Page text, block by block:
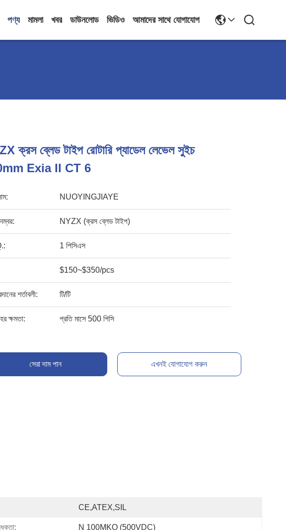
পণ্য মামলা খবর ডাউনলোড ভিডিও আমাদের সাথে যোগাযোগ
ক্রস ব্লেড টাইপ রোটারি প্যাডেল লেভেল সুইচ
Exia II CT 6
NUOYINGJIAYE
NYZX (ক্রস ব্লেড টাইপ)
1 পিসিএস
$150~$350/pcs
শর্তাবলী: টি/টি
ক্ষমতা: প্রতি মাসে 500 পিসি
সেরা দাম পান এখনই যোগাযোগ করুন
CE,ATEX,SIL
N 100MKQ (500VDC)